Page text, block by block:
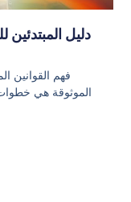
دليل
فهم القوانين
الموثوقة هي